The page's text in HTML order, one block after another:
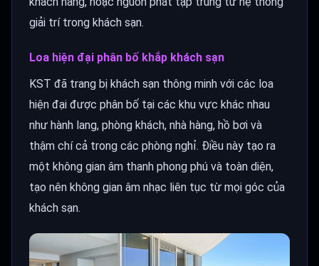
giải trí trong khách sạn.
Loa hiện đại phân bố khắp khách sạn
KST đã trang bị khách sạn thông minh với các loa
hiện đại được phân bố tại các khu vực khác nhau
như hành lang, phòng khách, nhà hàng, hồ bơi và
thậm chí cả trong các phòng nghỉ. Điều này tạo ra
một không gian âm thanh phong phú và toàn diện,
tạo nên không gian âm nhạc liên tục từ mọi góc của
khách sạn.